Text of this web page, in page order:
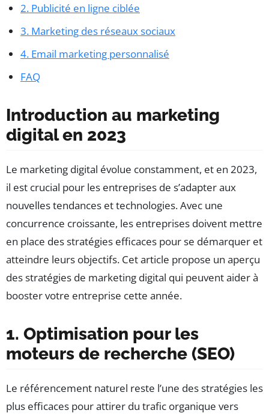
2. Publicité en ligne ciblée
3. Marketing des réseaux sociaux
4. Email marketing personnalisé
FAQ
Introduction au marketing
digital en 2023
Le marketing digital évolue constamment, et en 2023,
il est crucial pour les entreprises de s’adapter aux
nouvelles tendances et technologies. Avec une
concurrence croissante, les entreprises doivent mettre
en place des stratégies efficaces pour se démarquer et
atteindre leurs objectifs. Cet article propose un aperçu
des stratégies de marketing digital qui peuvent aider à
booster votre entreprise cette année.
1. Optimisation pour les
moteurs de recherche (SEO)
Le référencement naturel reste l’une des stratégies les
plus efficaces pour attirer du trafic organique vers